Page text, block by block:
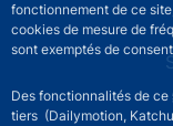
fonctionnement de ce
cookies de mesure de
sont exemptés de
Des fonctionnalités de ce
tiers (Dailymotion,